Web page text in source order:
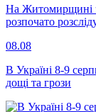
На Житомирщині
розпочато
08.08
В Україні 8-9
дощі та грози